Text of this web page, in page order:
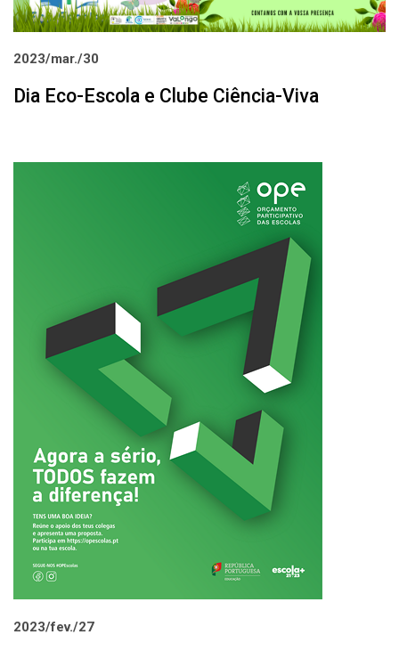
2023/mar./30
Dia Eco-Escola e Clube Ciência-Viva
2023/fev./27